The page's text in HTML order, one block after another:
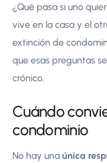
¿Qué pasa si uno
vive en la casa y el
extinción de
que esas preguntas
crónico.
Cuándo
condominio
No hay unaúnica